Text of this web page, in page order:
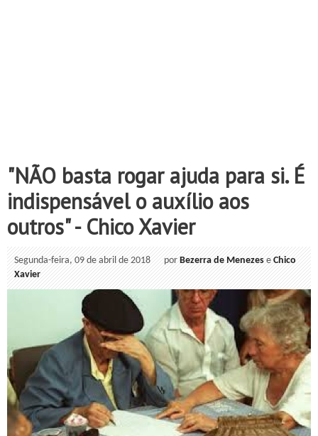
"NÃO basta rogar ajuda para si. É
indispensável o auxílio aos
outros" - Chico Xavier
Segunda-feira, 09 de abril de 2018 porBezerra de Menezes eChico
Xavier